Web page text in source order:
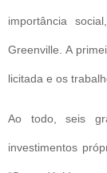
importância
Greenville. A
licitada e os
Ao todo, seis
investimentos